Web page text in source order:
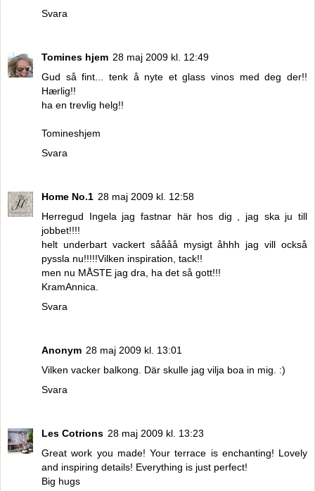
Svara
Tomines hjem 28 maj 2009 kl. 12:49
Gud så fint... tenk å nyte et glass vinos med deg der!!
Hærlig!!
ha en trevlig helg!!
Tomineshjem
Svara
Home No.1 28 maj 2009 kl. 12:58
Herregud Ingela jag fastnar här hos dig , jag ska ju till
jobbet!!!!
helt underbart vackert såååå mysigt åhhh jag vill också
pyssla nu!!!!!Vilken inspiration, tack!!
men nu MÅSTE jag dra, ha det så gott!!!
KramAnnica.
Svara
Anonym 28 maj 2009 kl. 13:01
Vilken vacker balkong. Där skulle jag vilja boa in mig. :)
Svara
Les Cotrions 28 maj 2009 kl. 13:23
Great work you made! Your terrace is enchanting! Lovely
and inspiring details! Everything is just perfect!
Big hugs